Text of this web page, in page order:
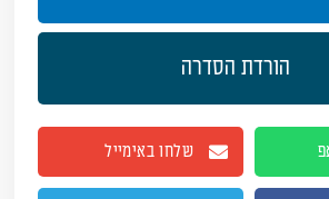
הורדת הסדרה
שלחו באימייל